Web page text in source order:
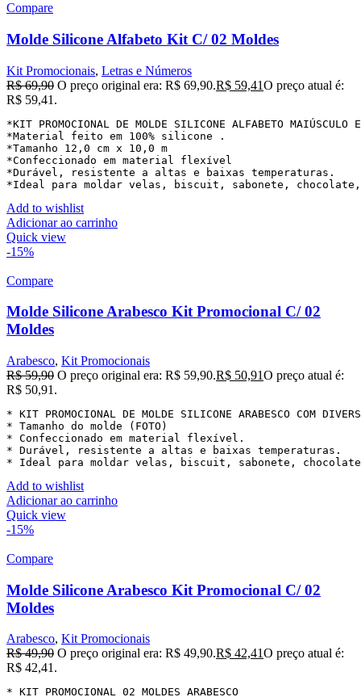
Compare
Molde Silicone Alfabeto Kit C/ 02 Moldes
Kit Promocionais, Letras e Números
R$69,90 O preço original era: R$ 69,90.R$ 59,41O preço atual é:
R$ 59,41.
*KIT PROMOCIONAL DE MOLDE SILICONE ALFABETO MAIÚSCULO
*Material feito em 100% silicone .
*Tamanho 12,0 cm x 10,0 m
*Confeccionado em material flexível
*Durável, resistente a altas e baixas temperaturas.
*Ideal para moldar velas, biscuit, sabonete,
Add to wishlist
Adicionar ao carrinho
Quick view
-15%
Compare
Molde Silicone Arabesco Kit Promocional C/ 02
Moldes
Arabesco, Kit Promocionais
R$59,90 O preço original era: R$ 59,90.R$ 50,91O preço atual é:
R$ 50,91.
* KIT PROMOCIONAL DE MOLDE SILICONE ARABESCO COM
* Tamanho do molde (FOTO)
* Confeccionado em material flexível.
* Durável, resistente a altas e baixas temperaturas.
* Ideal para moldar velas, biscuit, sabonete,
Add to wishlist
Adicionar ao carrinho
Quick view
-15%
Compare
Molde Silicone Arabesco Kit Promocional C/ 02
Moldes
Arabesco, Kit Promocionais
R$49,90 O preço original era: R$ 49,90.R$ 42,41O preço atual é:
R$ 42,41.
* KIT PROMOCIONAL 02 MOLDES ARABESCO